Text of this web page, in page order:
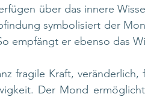
über das innere
symbolisiert der
empfängt er ebenso das
fragile Kraft,
Der Mond